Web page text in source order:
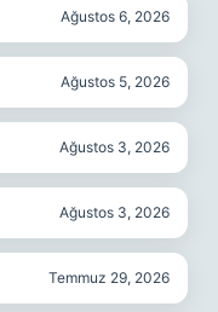
Ağustos 6, 2026
Ağustos 5, 2026
Ağustos 3, 2026
Ağustos 3, 2026
Temmuz 29, 2026